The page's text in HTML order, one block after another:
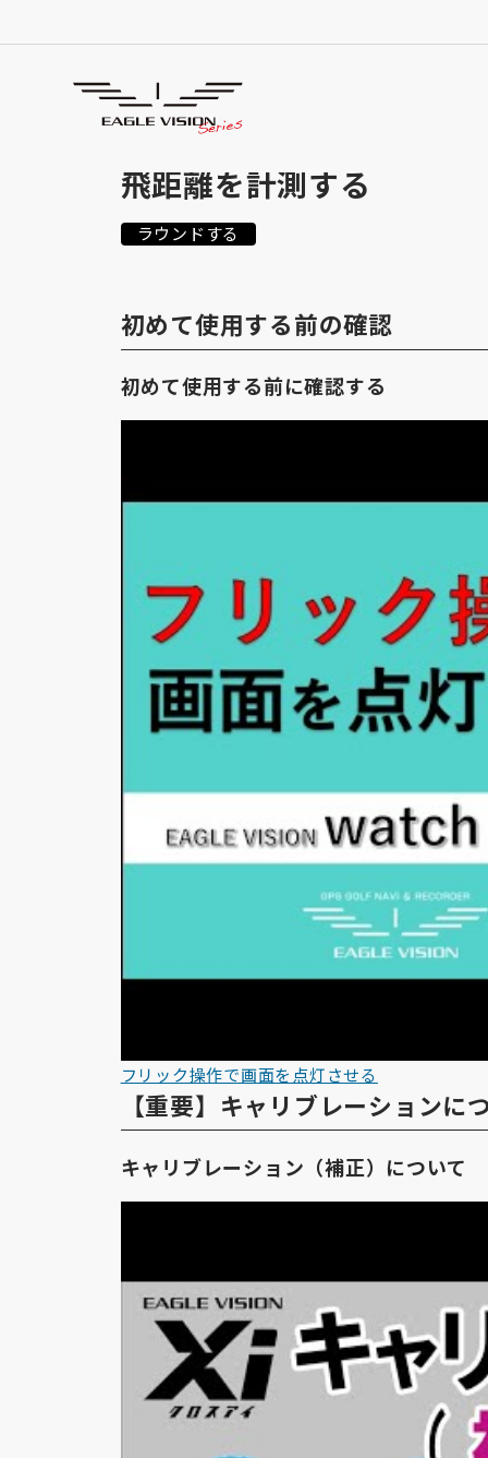
使用方法
HOW TO USE
飛距離を計測する
ラウンドする
初めて使用する前の確認
初めて使用する前に確認する
フリック操作で画面を点灯させる
【重要】キャリブレーションに
キャリブレーション（補正）について